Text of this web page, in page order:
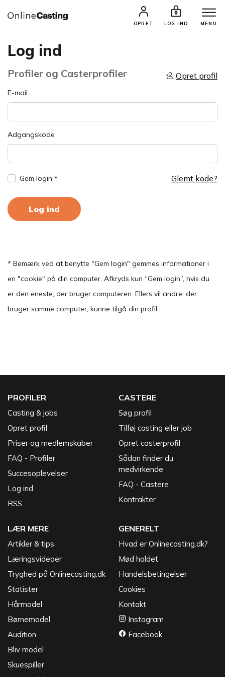
OPRET LOG IND MENU
Log ind
Profiler og Casterprofiler Opret profil
E-mail:
Adgangskode
Gem login * Glemt kode?
Log ind
* Bemærk ved at benytte "Gem login" gemmes informationer i
en "cookie" på din computer. Afkryds kun “Gem login”, hvis du
er den eneste, der bruger computeren. Ellers vil andre, der
bruger samme computer, kunne tilgå din profil.
PROFILER
Casting & jobs
Opret profil
Priser og medlemskaber
FAQ - Profiler
Succesoplevelser
Log ind
RSS
CASTERE
Søg profil
Tilføj casting eller job
Opret casterprofil
Sådan finder du
medvirkende
FAQ - Castere
Kontrakter
LÆR MERE
Artikler & tips
Læringsvideoer
Tryghed på Onlinecasting.dk
Statister
Hårmodel
Børnemodel
Audition
Bliv model
Skuespiller
GENERELT
Hvad er Onlinecasting.dk?
Mød holdet
Handelsbetingelser
Cookies
Kontakt
Instagram
Facebook